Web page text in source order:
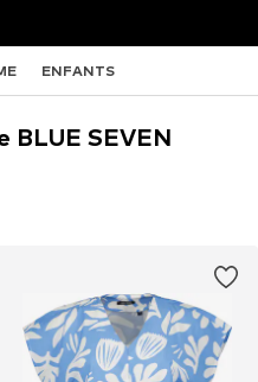
ENFANTS
BLUE SEVEN